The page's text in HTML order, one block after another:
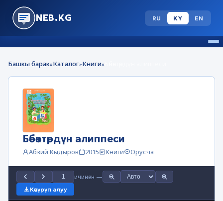
NEB.KG RU KY EN
Башкы барак»Каталог»Книги»
Бөбөктөрдүн алиппеси
Абзий Кыдыров 2015 Книги Орусча
ичинен —
Көчүрүп алуу